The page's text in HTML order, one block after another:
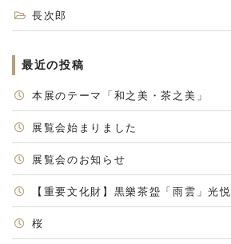
長次郎
最近の投稿
本展のテーマ「和之美・茶之美」
展覧会始まりました
展覧会のお知らせ
【重要文化財】黒樂茶盌「雨雲」光悦
桜